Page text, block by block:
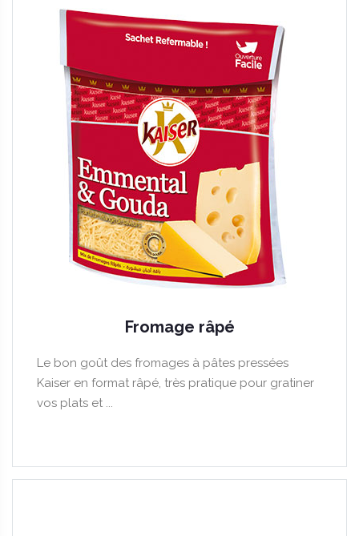
Fromage râpé
Le bon goût des fromages à pâtes pressées
Kaiser en format râpé, très pratique pour gratiner
vos plats et ...